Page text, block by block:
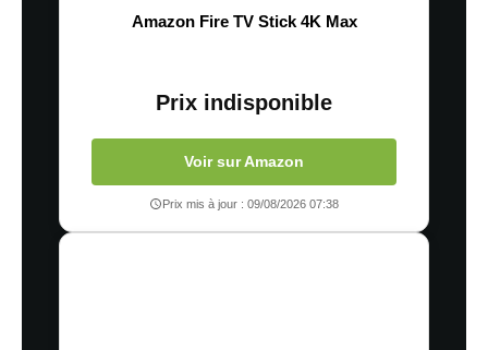
Amazon Fire TV Stick 4K Max
Prix indisponible
Voir sur Amazon
Prix mis à jour : 09/08/2026 07:38